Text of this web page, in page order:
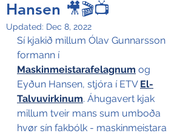
Hansen 🎥🎬📺
Updated: Dec 8, 2022
Sí kjakið millum Ólav Gunnarsson
formann í
Maskinmeistarafelagnum og
Eyðun Hansen, stjóra í ETV El-
Talvuvirkinum. Áhugavert kjak
millum tveir mans sum umboða
hvør sín fakbólk - maskinmeistara